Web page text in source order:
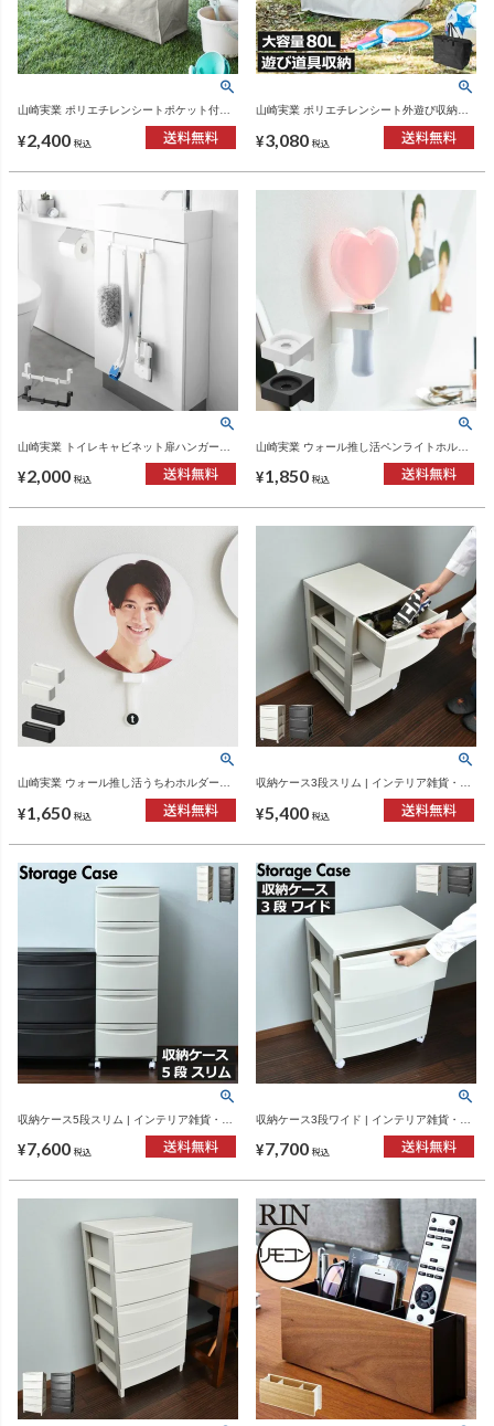
山崎実業 ポリエチレンシートポケット付き
おもちゃ収納バッグ タワー tower | 収納ボッ
クス・タワーシリーズ
¥2,400 税込
山崎実業 ポリエチレンシート外遊び収納バ
ッグ タワー ワイド tower | 収納ボックス・
タワーシリーズ
¥3,080 税込
山崎実業 トイレキャビネット扉ハンガー
¥2,000 税込
山崎実業 ウォール推し活ペンライトホルダ
貨・タワーシリーズ
¥1,850 税込
山崎実業 ウォール推し活うちわホルダー
tower 石こうボード壁対応 | インテリア雑
貨・タワーシリーズ
¥1,650 税込
収納ケース3段スリム | インテリア雑貨・収
¥5,400 税込
収納ケース5段スリム | インテリア雑貨・収
¥7,600 税込
収納ケース3段ワイド | インテリア雑貨・収
¥7,700 税込